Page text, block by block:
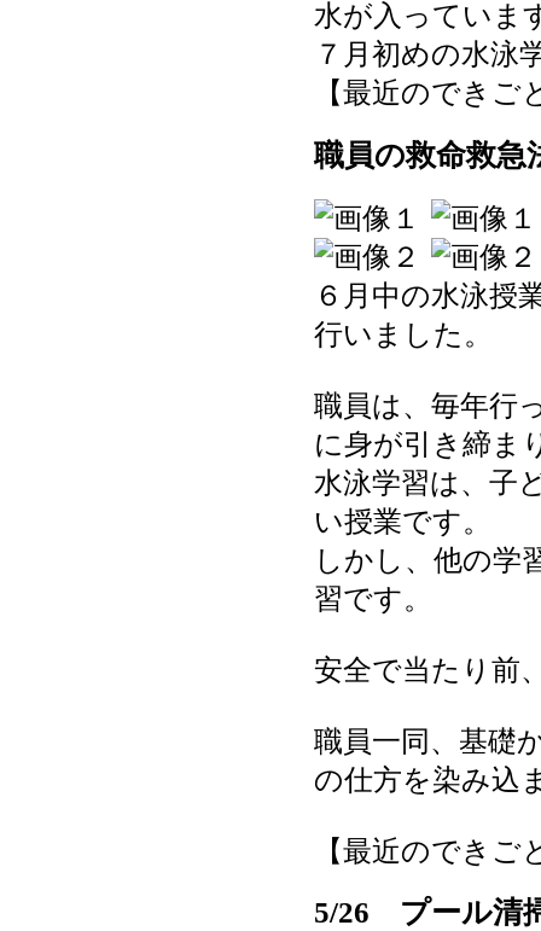
水が入っていま
７月初めの水泳
【最近のできご
職員の救命救急
６月中の水泳授
行いました。
職員は、毎年行
に身が引き締ま
水泳学習は、子
い授業です。
しかし、他の学
習です。
安全で当たり前
職員一同、基礎
の仕方を染み込
【最近のできご
5/26 プール清